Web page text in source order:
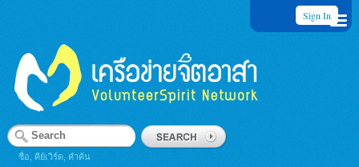
Sign In
ชื่อ, คีย์เวิร์ด, คำค้น